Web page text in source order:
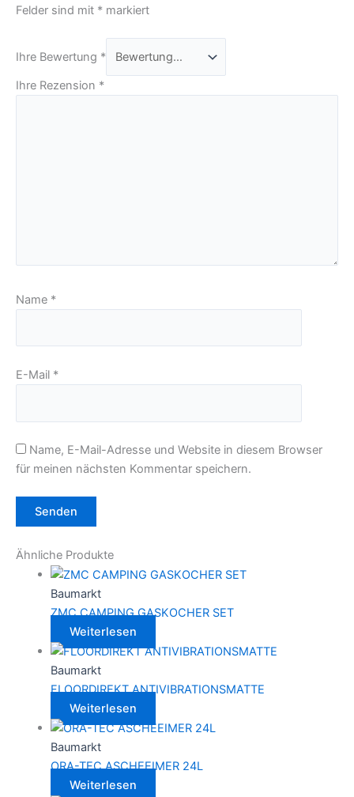
Felder sind mit * markiert
Ihre Bewertung *
Ihre Rezension *
Name *
E-Mail *
Name, E-Mail-Adresse und Website in diesem Browser
für meinen nächsten Kommentar speichern.
Ähnliche Produkte
Baumarkt
ZMC CAMPING GASKOCHER SET
Weiterlesen
Baumarkt
FLOORDIREKT ANTIVIBRATIONSMATTE
Weiterlesen
Baumarkt
ORA-TEC ASCHEEIMER 24L
Weiterlesen